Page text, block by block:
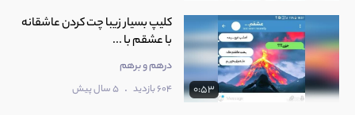
0:53
کلیپ بسیار زیبا چت کردن عاشقانه
با عشقم با ...
درهم و برهم
604 بازدید . 5 سال پیش